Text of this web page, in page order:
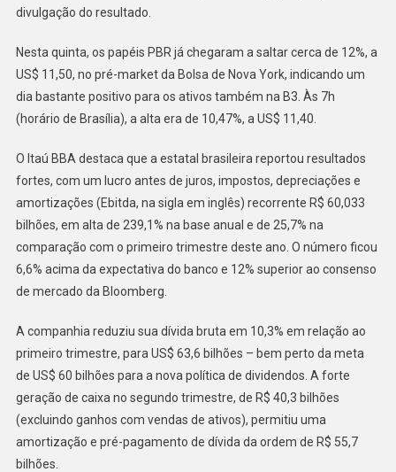
divulgação do resultado.
Nesta quinta, os papéis PBR já chegaram a saltar cerca de 12%, a
US$ 11,50, no pré-market da Bolsa de Nova York, indicando um
dia bastante positivo para os ativos também na B3. Às 7h
(horário de Brasília), a alta era de 10,47%, a US$ 11,40.
O Itaú BBA destaca que a estatal brasileira reportou resultados
fortes, com um lucro antes de juros, impostos, depreciações e
amortizações (Ebitda, na sigla em inglês) recorrente R$ 60,033
bilhões, em alta de 239,1% na base anual e de 25,7% na
comparação com o primeiro trimestre deste ano. O número ficou
6,6% acima da expectativa do banco e 12% superior ao consenso
de mercado da Bloomberg.
A companhia reduziu sua dívida bruta em 10,3% em relação ao
primeiro trimestre, para US$ 63,6 bilhões – bem perto da meta
de US$ 60 bilhões para a nova política de dividendos. A forte
geração de caixa no segundo trimestre, de R$ 40,3 bilhões
(excluindo ganhos com vendas de ativos), permitiu uma
amortização e pré-pagamento de dívida da ordem de R$ 55,7
bilhões.